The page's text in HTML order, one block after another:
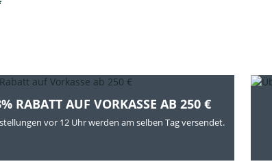
RABATT AUF VORKASSE AB 250 €
vor 12 Uhr werden am selben Tag versendet.